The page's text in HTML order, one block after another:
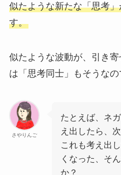
似たような新たな「思考
す。
似たような波動が、引き
は「思考同士」もそうなの
さやりんご
たとえば、ネ
え出したら、
これも考え出
くなった、そ
か？